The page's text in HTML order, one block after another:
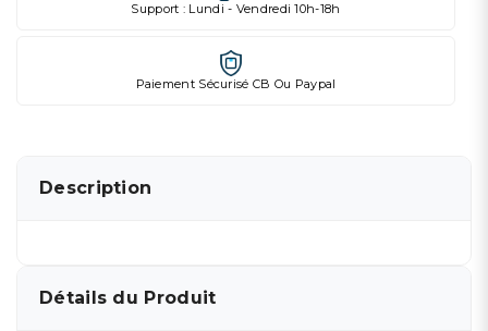
Support : Lundi - Vendredi 10h-18h
Paiement Sécurisé CB Ou Paypal
Description
Détails du Produit